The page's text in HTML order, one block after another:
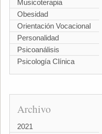
Musicoterapia
Obesidad
Orientación Vocacional
Personalidad
Psicoanálisis
Psicología Clínica
Archivo
2021